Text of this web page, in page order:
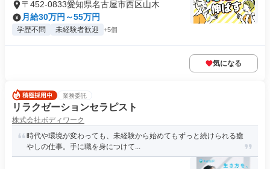
〒452-0833愛知県名古屋市西区山木
月給30万円～55万円
学歴不問 未経験者歓迎 +5個
気になる
業務委託
リラクゼーションセラピスト
株式会社ボディワーク
時代や環境が変わっても、未経験から始めてもずっと続けられる癒
やしの仕事。手に職を身につけて...